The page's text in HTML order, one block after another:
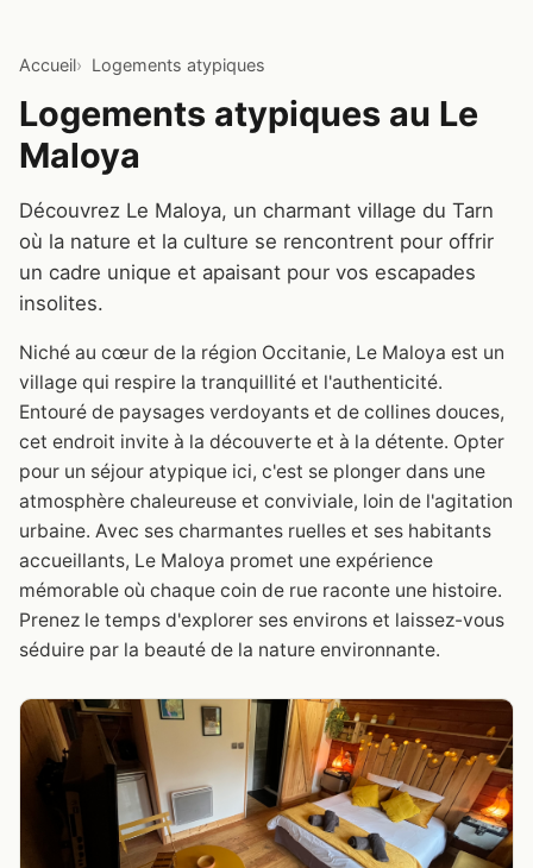
Accueil Logements atypiques
Logements atypiques au Le
Maloya
Découvrez Le Maloya, un charmant village du Tarn
où la nature et la culture se rencontrent pour offrir
un cadre unique et apaisant pour vos escapades
insolites.
Niché au cœur de la région Occitanie, Le Maloya est un
village qui respire la tranquillité et l'authenticité.
Entouré de paysages verdoyants et de collines douces,
cet endroit invite à la découverte et à la détente. Opter
pour un séjour atypique ici, c'est se plonger dans une
atmosphère chaleureuse et conviviale, loin de l'agitation
urbaine. Avec ses charmantes ruelles et ses habitants
accueillants, Le Maloya promet une expérience
mémorable où chaque coin de rue raconte une histoire.
Prenez le temps d'explorer ses environs et laissez-vous
séduire par la beauté de la nature environnante.